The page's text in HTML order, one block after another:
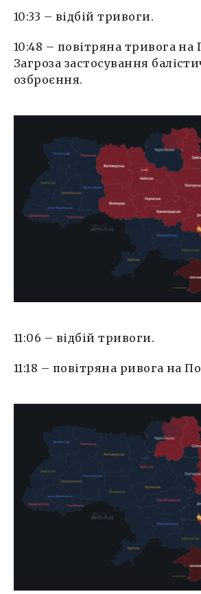
10:33 – відбій тривоги.
10:48 – повітряна тривога
Загроза застосування
озброєння.
11:06 – відбій тривоги.
11:18 – повітряна ривога на